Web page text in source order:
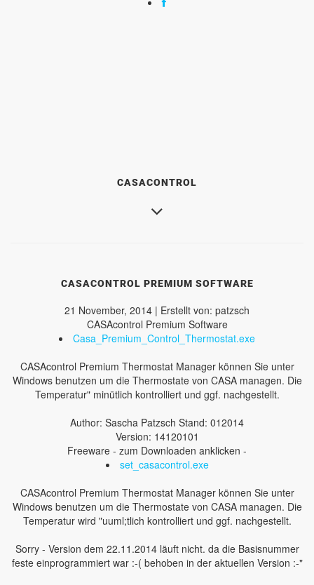
CASACONTROL
CASACONTROL PREMIUM SOFTWARE
21 November, 2014 | Erstellt von: patzsch
CASAcontrol Premium Software
Casa_Premium_Control_Thermostat.exe
CASAcontrol Premium Thermostat Manager können Sie unter
Windows benutzen um die Thermostate von CASA managen. Die
Temperatur" minütlich kontrolliert und ggf. nachgestellt.
Author: Sascha Patzsch Stand: 012014
Version: 14120101
Freeware - zum Downloaden anklicken -
set_casacontrol.exe
CASAcontrol Premium Thermostat Manager können Sie unter
Windows benutzen um die Thermostate von CASA managen. Die
Temperatur wird "uuml;tlich kontrolliert und ggf. nachgestellt.
Sorry - Version dem 22.11.2014 läuft nicht. da die Basisnummer
feste einprogrammiert war :-( behoben in der aktuellen Version :-"